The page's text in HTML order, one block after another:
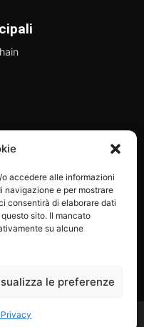
accedere alle informazioni
navigazione e per mostrare
consentirà di elaborare dati
sito. Il mancato
su alcune
le preferenze
giapponese
degli
24 Giugno 2025